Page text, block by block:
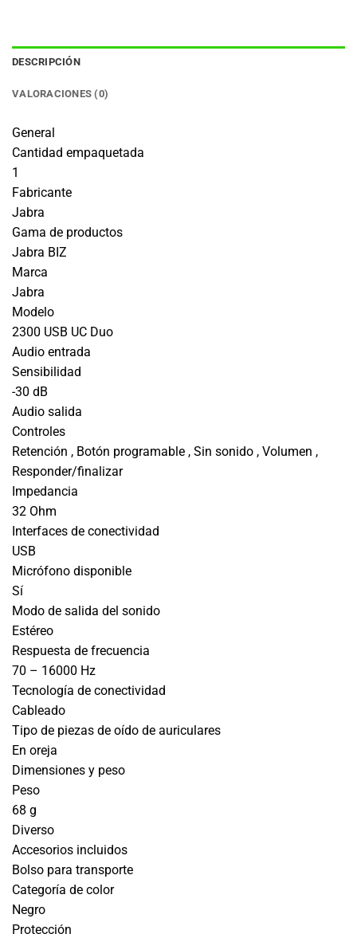
DESCRIPCIÓN
VALORACIONES (0)
General
Cantidad empaquetada
1
Fabricante
Jabra
Gama de productos
Jabra BIZ
Marca
Jabra
Modelo
2300 USB UC Duo
Audio entrada
Sensibilidad
-30 dB
Audio salida
Controles
Retención , Botón programable , Sin sonido , Volumen ,
Responder/finalizar
Impedancia
32 Ohm
Interfaces de conectividad
USB
Micrófono disponible
Sí
Modo de salida del sonido
Estéreo
Respuesta de frecuencia
70 – 16000 Hz
Tecnología de conectividad
Cableado
Tipo de piezas de oído de auriculares
En oreja
Dimensiones y peso
Peso
68 g
Diverso
Accesorios incluidos
Bolso para transporte
Categoría de color
Negro
Protección